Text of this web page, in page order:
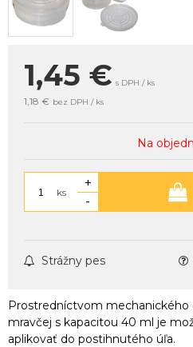
1,45 € s DPH / ks
1,18 € bez DPH / ks
Na
ks
+
-
Strážny pes
Prostredníctvom mechanického
mravčej s kapacitou 40 ml je
aplikovať do postihnutého úľa.